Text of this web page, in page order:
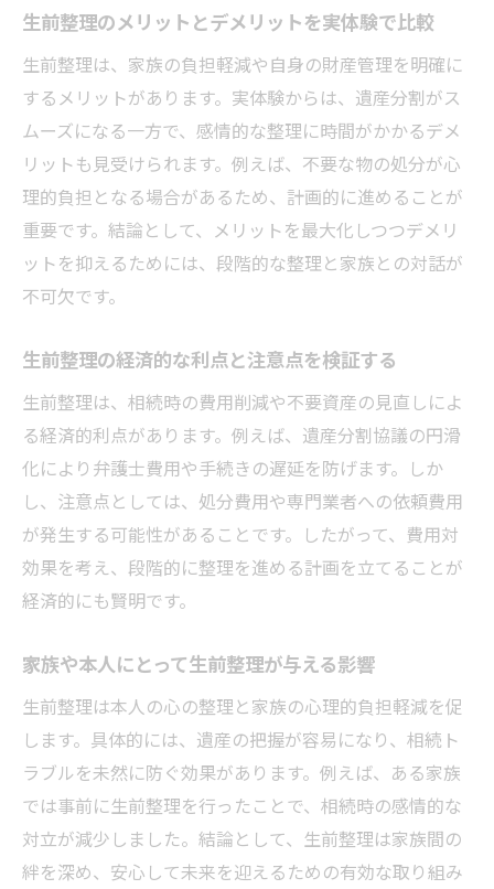
生前整理のメリットとデメリットを実体験で比較
生前整理は、家族の負担軽減や自身の財産管理を明確に
するメリットがあります。実体験からは、遺産分割がス
ムーズになる一方で、感情的な整理に時間がかかるデメ
リットも見受けられます。例えば、不要な物の処分が心
理的負担となる場合があるため、計画的に進めることが
重要です。結論として、メリットを最大化しつつデメリ
ットを抑えるためには、段階的な整理と家族との対話が
不可欠です。
生前整理の経済的な利点と注意点を検証する
生前整理は、相続時の費用削減や不要資産の見直しによ
る経済的利点があります。例えば、遺産分割協議の円滑
化により弁護士費用や手続きの遅延を防げます。しか
し、注意点としては、処分費用や専門業者への依頼費用
が発生する可能性があることです。したがって、費用対
効果を考え、段階的に整理を進める計画を立てることが
経済的にも賢明です。
家族や本人にとって生前整理が与える影響
生前整理は本人の心の整理と家族の心理的負担軽減を促
します。具体的には、遺産の把握が容易になり、相続ト
ラブルを未然に防ぐ効果があります。例えば、ある家族
では事前に生前整理を行ったことで、相続時の感情的な
対立が減少しました。結論として、生前整理は家族間の
絆を深め、安心して未来を迎えるための有効な取り組み